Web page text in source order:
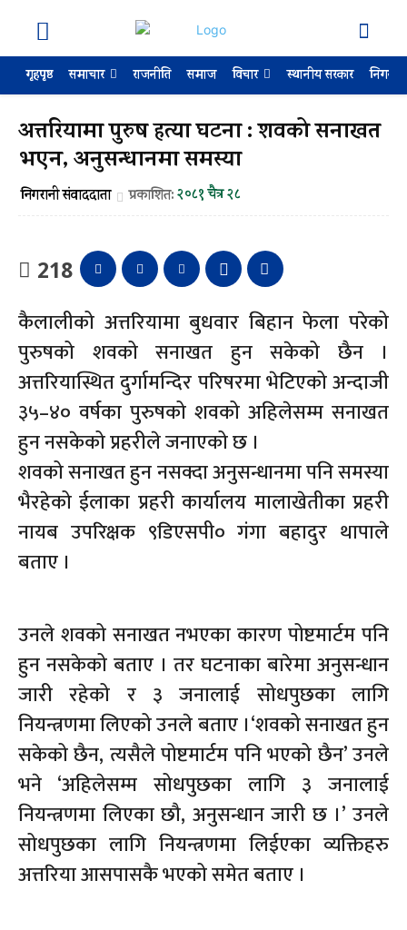
गृहपृष्ठ समाचार राजनीति समाज विचार स्थानीय सरकार
अत्तरियामा पुरुष हत्या घटना : शवको सनाखत
भएन, अनुसन्धानमा समस्या
निगरानी संवाददाता प्रकाशित:२०८१ चैत्र २८
218
कैलालीको अत्तरियामा बुधवार बिहान फेला परेको
पुरुषको शवको सनाखत हुन सकेको छैन ।
अत्तरियास्थित दुर्गामन्दिर परिषरमा भेटिएको अन्दाजी
३५–४० वर्षका पुरुषको शवको अहिलेसम्म सनाखत
हुन नसकेको प्रहरीले जनाएको छ ।
शवको सनाखत हुन नसक्दा अनुसन्धानमा पनि समस्या
भैरहेको ईलाका प्रहरी कार्यालय मालाखेतीका प्रहरी
नायब उपरिक्षक ९डिएसपी० गंगा बहादुर थापाले
बताए ।
उनले शवको सनाखत नभएका कारण पोष्टमार्टम पनि
हुन नसकेको बताए । तर घटनाका बारेमा अनुसन्धान
जारी रहेको र ३ जनालाई सोधपुछका लागि
नियन्त्रणमा लिएको उनले बताए ।‘शवको सनाखत हुन
सकेको छैन, त्यसैले पोष्टमार्टम पनि भएको छैन’ उनले
भने ‘अहिलेसम्म सोधपुछका लागि ३ जनालाई
नियन्त्रणमा लिएका छौ, अनुसन्धान जारी छ ।’ उनले
सोधपुछका लागि नियन्त्रणमा लिईएका व्यक्तिहरु
अत्तरिया आसपासकै भएको समेत बताए ।